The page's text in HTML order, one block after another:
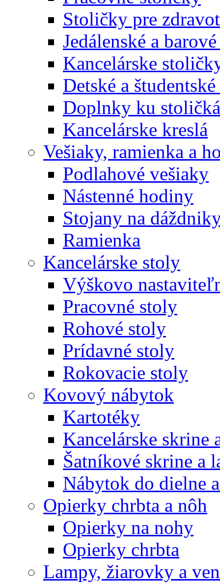
Stoličky pre
Jedálenské a
Kancelárske
Detské a
Doplnky ku
Kancelárske kreslá
Vešiaky, ramienka a
Podlahové vešiaky
Nástenné hodiny
Stojany na
Ramienka
Kancelárske stoly
Výškovo
Pracovné stoly
Rohové stoly
Prídavné stoly
Rokovacie stoly
Kovový nábytok
Kartotéky
Kancelárske skrine
Šatníkové skrine a
Nábytok do dielne
Opierky chrbta a nôh
Opierky na nohy
Opierky chrbta
Lampy, žiarovky a